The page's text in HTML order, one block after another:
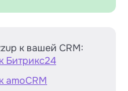
к вашей CRM:
Битрикс24
amoCRM